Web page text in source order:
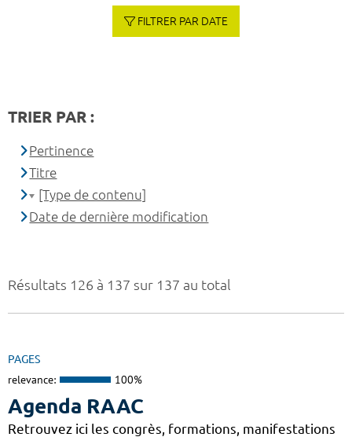
Résultats 126 à 137 sur 137 au total
PAGES
relevance: 100%
Agenda RAAC
Retrouvez ici les congrès, formations, manifestations
FILTRER PAR DATE
TRIER PAR :
Pertinence
Titre
[Type de contenu]
Date de dernière modification